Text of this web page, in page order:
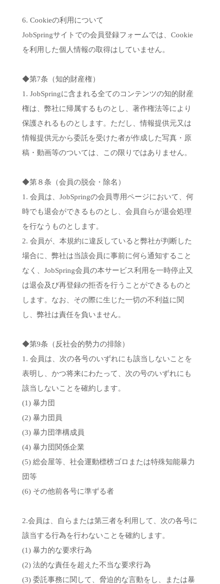
6. Cookieの利用について
JobSpringサイトでの会員登録フォームでは、Cookie
を利用した個人情報の取得はしていません。
◆第7条（知的財産権）
1. JobSpringに含まれる全てのコンテンツの知的財産
権は、弊社に帰属するものとし、著作権法等により
保護されるものとします。ただし、情報提供元又は
情報提供元から委託を受けた者が作成した写真・原
稿・動画等のついては、この限りではありません。
◆第８条（会員の脱会・除名）
1. 会員は、JobSpringの会員専用ページにおいて、何
時でも退会ができるものとし、会員自らが退会処理
を行なうものとします。
2. 会員が、本規約に違反していると弊社が判断した
場合に、弊社は当該会員に事前に何ら通知すること
なく、JobSpring会員の本サービス利用を一時停止又
は退会及び再登録の拒否を行うことができるものと
します。なお、その際に生じた一切の不利益に関
し、弊社は責任を負いません。
◆第9条（反社会的勢力の排除）
1. 会員は、次の各号のいずれにも該当しないことを
表明し、かつ将来にわたって、次の号のいずれにも
該当しないことを確約します。
(1) 暴力団
(2) 暴力団員
(3) 暴力団準構成員
(4) 暴力団関係企業
(5) 総会屋等、社会運動標榜ゴロまたは特殊知能暴力
団等
(6) その他前各号に準ずる者
2.会員は、自らまたは第三者を利用して、次の各号に
該当する行為を行わないことを確約します。
(1) 暴力的な要求行為
(2) 法的な責任を超えた不当な要求行為
(3) 委託事務に関して、脅迫的な言動をし、または暴